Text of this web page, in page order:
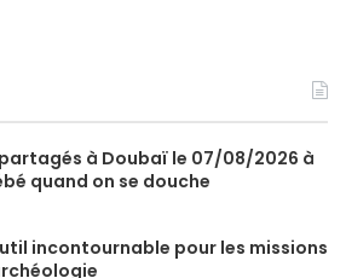
à Doubaï le 07/08/2026 à
quand on se douche
incontournable pour les missions